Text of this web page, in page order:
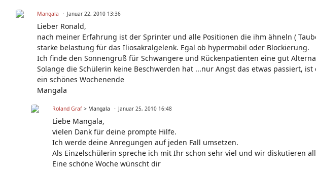
Mangala Januar 22, 2010 13:36
Lieber Ronald,
nach meiner Erfahrung ist der Sprinter und alle Positionen die ihm ähneln (
starke belastung für das Iliosakralgelenk. Egal ob hypermobil oder Blockierung.
Ich finde den Sonnengruß für Schwangere und Rückenpatienten eine gut
Solange die Schülerin keine Beschwerden hat ...nur Angst das etwas passiert,
ein schönes Wochenende
Mangala
Roland Graf > Mangala Januar 25, 2010 16:48
Liebe Mangala,
vielen Dank für deine prompte Hilfe.
Ich werde deine Anregungen auf jeden Fall umsetzen.
Als Einzelschülerin spreche ich mit Ihr schon sehr viel und wir diskutieren
Eine schöne Woche wünscht dir